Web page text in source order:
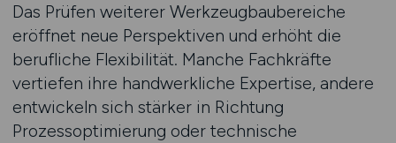
Das Prüfen weiterer Werkzeugbaubereiche
eröffnet neue Perspektiven und erhöht die
berufliche Flexibilität. Manche Fachkräfte
vertiefen ihre handwerkliche Expertise, andere
entwickeln sich stärker in Richtung
Prozessoptimierung oder technische